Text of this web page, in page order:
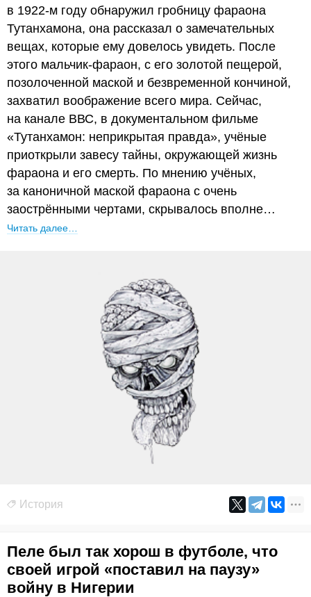
в 1922-м году обнаружил гробницу фараона
Тутанхамона, она рассказал о замечательных
вещах, которые ему довелось увидеть. После
этого мальчик-фараон, с его золотой пещерой,
позолоченной маской и безвременной кончиной,
захватил воображение всего мира. Сейчас,
на канале ВВС, в документальном фильме
«Тутанхамон: неприкрытая правда», учёные
приоткрыли завесу тайны, окружающей жизнь
фараона и его смерть. По мнению учёных,
за каноничной маской фараона с очень
заострёнными чертами, скрывалось вполне…
Читать далее…
История
Пеле был так хорош в футболе, что
своей игрой «поставил на паузу»
войну в Нигерии